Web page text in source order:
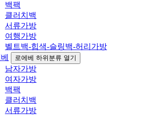
백팩
클러치백
서류가방
여행가방
벨트백-힙색-슬링백-허리가방
로에베 하위분류 열기
남자가방
여자가방
백팩
클러치백
서류가방